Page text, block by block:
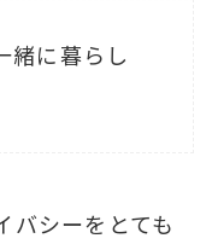
緒に暮らし
バシーをとても